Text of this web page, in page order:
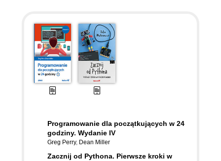
Programowanie dla początkujących w 24
godziny. Wydanie IV
Greg Perry, Dean Miller
Zacznij od Pythona. Pierwsze kroki w